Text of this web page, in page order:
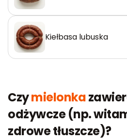
Kiełbasa lubuska
Czymielonka
odżywcze (np.
zdrowe tłuszcze)?